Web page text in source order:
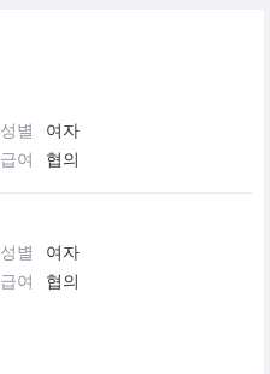
성별
여자
급여 협의
성별
여자
급여
협의